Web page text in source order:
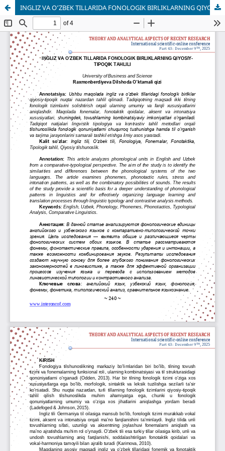
INGLIZ VA O‘ZBEK TILLARIDA FONOLOGIK BIRLIKLARNING QIYOSIY-TIPOQIK TAHLILI